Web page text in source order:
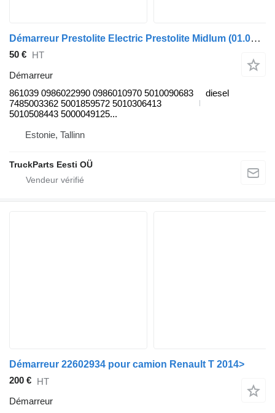
Démarreur Prestolite Electric Prestolite Midlum (01.00-) 861039 pour camion Renault Kerax, Midlum (1997-2014)
50 €
HT
Démarreur
861039 0986022990 0986010970 5010090683
7485003362 5001859572 5010306413
5010508443 5000049125...
diesel
Estonie, Tallinn
TruckParts Eesti OÜ
Démarreur 22602934 pour camion Renault T 2014>
200 € HT
Démarreur